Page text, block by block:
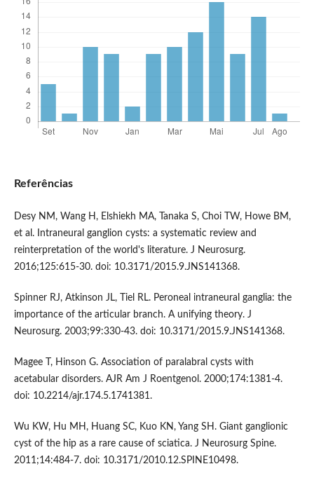
Referências
Desy NM, Wang H, Elshiekh MA, Tanaka S, Choi TW, Howe BM,
et al. Intraneural ganglion cysts: a systematic review and
reinterpretation of the world's literature. J Neurosurg.
2016;125:615-30. doi: 10.3171/2015.9.JNS141368.
Spinner RJ, Atkinson JL, Tiel RL. Peroneal intraneural ganglia: the
importance of the articular branch. A unifying theory. J
Neurosurg. 2003;99:330-43. doi: 10.3171/2015.9.JNS141368.
Magee T, Hinson G. Association of paralabral cysts with
acetabular disorders. AJR Am J Roentgenol. 2000;174:1381-4.
doi: 10.2214/ajr.174.5.1741381.
Wu KW, Hu MH, Huang SC, Kuo KN, Yang SH. Giant ganglionic
cyst of the hip as a rare cause of sciatica. J Neurosurg Spine.
2011;14:484-7. doi: 10.3171/2010.12.SPINE10498.